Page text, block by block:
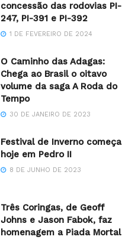
concessão das rodovias PI-
247, PI-391 e PI-392
1 DE FEVEREIRO DE 2024
O Caminho das Adagas:
Chega ao Brasil o oitavo
volume da saga A Roda do
Tempo
30 DE JANEIRO DE 2023
Festival de Inverno começa
hoje em Pedro II
8 DE JUNHO DE 2023
Três Coringas, de Geoff
Johns e Jason Fabok, faz
homenagem a Piada Mortal